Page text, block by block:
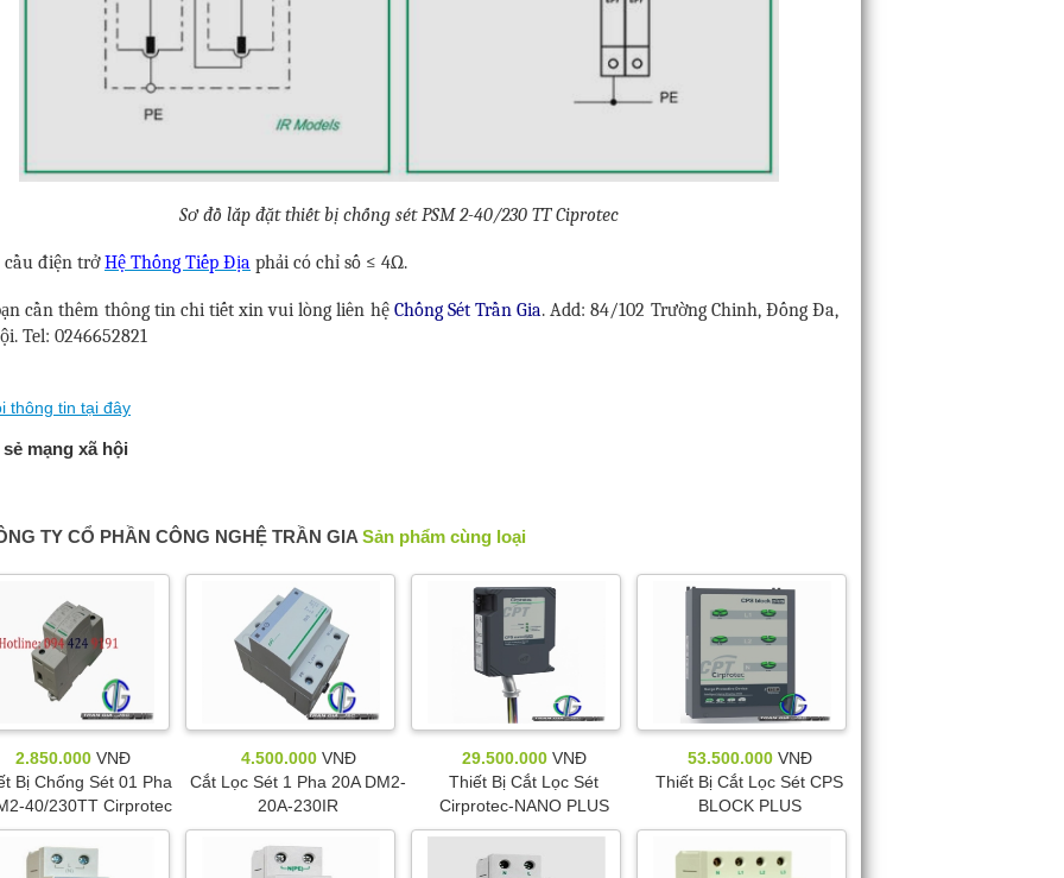
Sơ đồ lắp đặt thiết bị chống sét PSM 2-40/230 TT Ciprotec
cầu điện trởHệ Thống Tiếp Địa phải có chỉ số ≤ 4Ω.
cần thêm thông tin chi tiết xin vui lòng liên hệ Chống Sét Trần Gia. Add: 84/102 Trường Chinh, Đống Đa,
Tel: 0246652821
thông tin tại đây
mạng xã hội
TY CỔ PHẦN CÔNG NGHỆ TRẦN GIA Sản phẩm cùng loại
2.850.000VNĐ
Bị Chống Sét 01 Pha
40/230TT Cirprotec
4.500.000VNĐ
Cắt Lọc Sét 1 Pha 20A DM2-
20A-230IR
29.500.000VNĐ
Thiết Bị Cắt Lọc Sét
Cirprotec-NANO PLUS
53.500.000VNĐ
Thiết Bị Cắt Lọc Sét CPS
BLOCK PLUS